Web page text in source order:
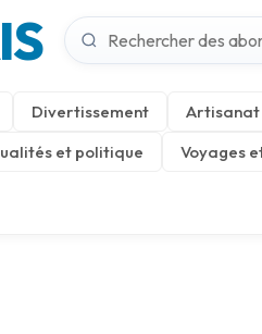
Divertissement Artisanat
et politique Voyages